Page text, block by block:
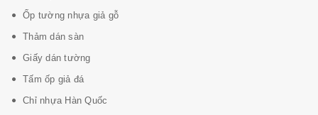
Ốp tường nhựa giả gỗ
Thảm dán sàn
Giấy dán tường
Tấm ốp giả đá
Chỉ nhựa Hàn Quốc